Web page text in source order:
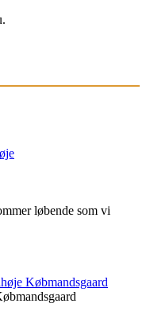
løbende som vi
Købmandsgaard